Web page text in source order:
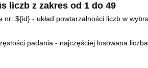
liczb z zakres od 1 do 49
${id} - układ powtarzalności liczb w
padania - najczęściej losowana